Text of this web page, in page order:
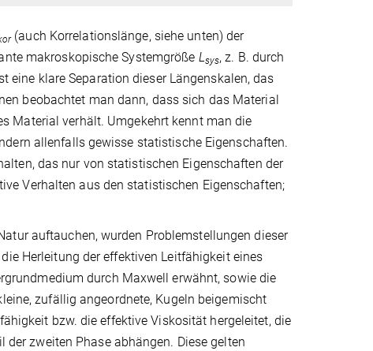
(auch Korrelationslänge, siehe unten) der
makroskopische Systemgröße Lsys, z. B. durch
eine klare Separation dieser Längenskalen, das
beobachtet man dann, dass sich das Material
Material verhält. Umgekehrt kennt man die
allenfalls gewisse statistische Eigenschaften.
das nur von statistischen Eigenschaften der
Verhalten aus den statistischen Eigenschaften;
auftauchen, wurden Problemstellungen dieser
Herleitung der effektiven Leitfähigkeit eines
durch Maxwell erwähnt, sowie die
zufällig angeordnete, Kugeln beigemischt
bzw. die effektive Viskosität hergeleitet, die
zweiten Phase abhängen. Diese gelten